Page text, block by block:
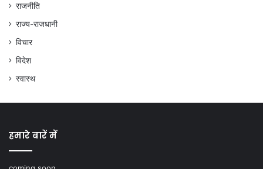
राजनीति
राज्य-राजधानी
विचार
विदेश
स्वास्थ
हमारे बारें में